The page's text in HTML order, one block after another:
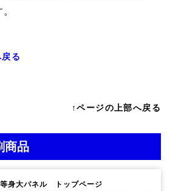
る
↑ページの上部へ戻る
商品
身大パネル トップページ